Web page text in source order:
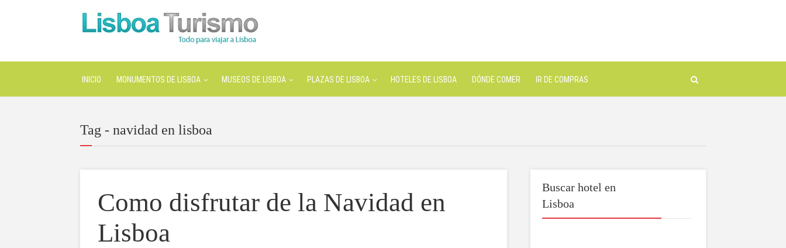
INICIO MONUMENTOS DE LISBOA MUSEOS DE LISBOA PLAZAS DE LISBOA HOTELES DE LISBOA DÓNDE COMER IR DE COMPRAS
Tag - navidad en lisboa
Como disfrutar de la Navidad en
Lisboa
Buscar hotel en
Lisboa